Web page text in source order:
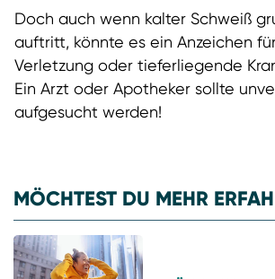
Doch auch wenn kalter Schweiß
auftritt, könnte es ein Anzeichen
Verletzung oder tieferliegende
Ein Arzt oder Apotheker sollte
aufgesucht werden!
MÖCHTEST DU MEHR